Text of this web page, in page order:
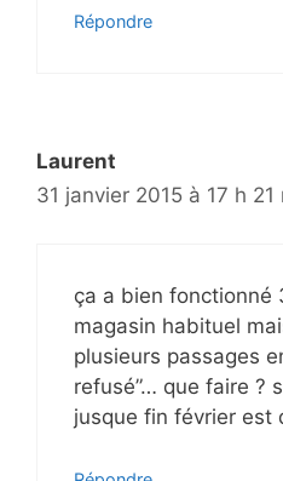
Répondre
Laurent
31 janvier 2015 à 17 h 21
ça a bien fonctionné
magasin habituel
plusieurs passages
refusé”… que faire ?
jusque fin février est